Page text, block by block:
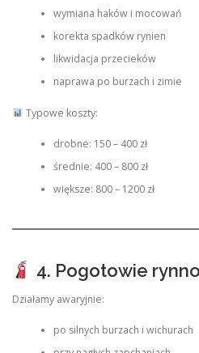
wymiana haków i mocowań
korekta spadków rynien
likwidacja przecieków
naprawa po burzach i zimie
Typowe koszty:
drobne: 150 – 400 zł
średnie: 400 – 800 zł
większe: 800 – 1200 zł
4. Pogotowie
Działamy awaryjnie:
po silnych burzach i wichurach